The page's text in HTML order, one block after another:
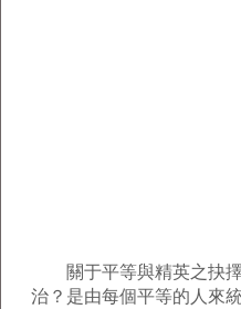
關于平等與精英之抉擇
治？是由每個平等的人來